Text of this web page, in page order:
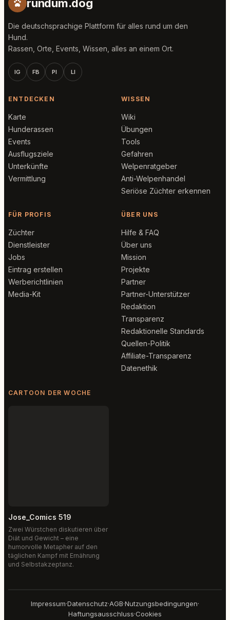
rundum.dog
Die deutschsprachige Plattform für alles rund um den
Hund.
Rassen, Orte, Events, Wissen, alles an einem Ort.
IG FB PI LI
ENTDECKEN
Karte
Hunderassen
Events
Ausflugsziele
Unterkünfte
Vermittlung
WISSEN
Wiki
Übungen
Tools
Gefahren
Welpenratgeber
Anti-Welpenhandel
Seriöse Züchter erkennen
FÜR PROFIS
Züchter
Dienstleister
Jobs
Eintrag erstellen
Werberichtlinien
Media-Kit
ÜBER UNS
Hilfe & FAQ
Über uns
Mission
Projekte
Partner
Partner-Unterstützer
Redaktion
Transparenz
Redaktionelle Standards
Quellen-Politik
Affiliate-Transparenz
Datenethik
CARTOON DER WOCHE
Jose_Comics 519
Zwei Würstchen diskutieren über
Diät und Gewicht – eine
humorvolle Metapher auf den
täglichen Kampf mit Ernährung
und Selbstakzeptanz.
Impressum·Datenschutz·AGB·Nutzungsbedingungen·
Haftungsausschluss·Cookies